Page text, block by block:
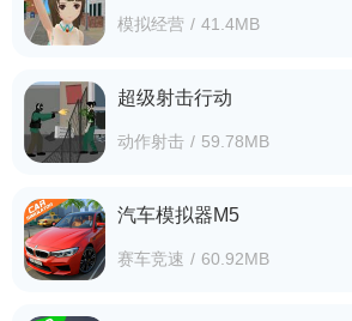
模拟经营 / 41.4MB
超级射击行动
动作射击 / 59.78MB
汽车模拟器M5
赛车竞速 / 60.92MB